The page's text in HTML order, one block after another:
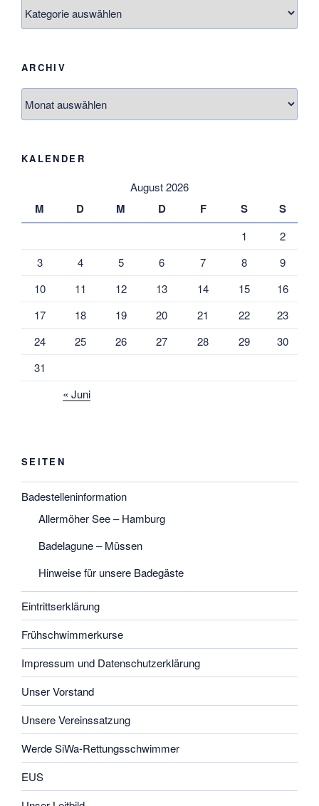
ARCHIV
KALENDER
August 2026
M D M D F S S
1
2
3
4 5 6 7 8
9
10
11 12 13 14 15
16
17
18 19 20 21 22
23
24
25 26 27 28 29
30
31
« Juni
SEITEN
Badestelleninformation
Allermöher See – Hamburg
Badelagune – Müssen
Hinweise für unsere Badegäste
Eintrittserklärung
Frühschwimmerkurse
Impressum und Datenschutzerklärung
Unser Vorstand
Unsere Vereinssatzung
Werde SiWa-Rettungsschwimmer
EUS